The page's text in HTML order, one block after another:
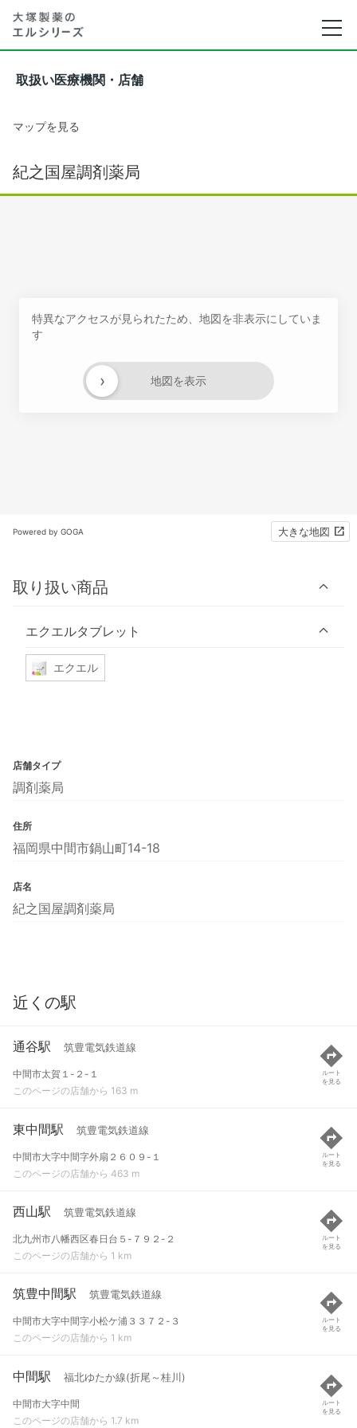
取扱い医療機関・店舗
マップを見る
紀之国屋調剤薬局
特異なアクセスが見られたため、地図を非表示にしていま
す
地図を表示
›
Powered by GOGA 大きな地図
取り扱い商品
エクエルタブレット
エクエル
店舗タイプ
調剤薬局
住所
福岡県中間市鍋山町14-18
店名
紀之国屋調剤薬局
近くの駅
通谷駅 筑豊電気鉄道線
中間市太賀１-２-１
このページの店舗から 163 m
ルート
を見る
東中間駅 筑豊電気鉄道線
中間市大字中間字外扇２６０９-１
このページの店舗から 463 m
ルート
を見る
西山駅 筑豊電気鉄道線
北九州市八幡西区春日台５-７９２-２
このページの店舗から 1 km
ルート
を見る
筑豊中間駅 筑豊電気鉄道線
中間市大字中間字小松ケ浦３３７２-３
このページの店舗から 1 km
ルート
を見る
中間駅 福北ゆたか線(折尾～桂川)
中間市大字中間
このページの店舗から 1.7 km
ルート
を見る